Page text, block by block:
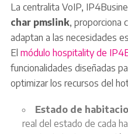
La centralita VoIP,
char pmslink, proporciona
adaptan a las necesidades
El módulo hospitality de
funcionalidades diseñadas
optimizar los recursos del
Estado de
real del estado de cada